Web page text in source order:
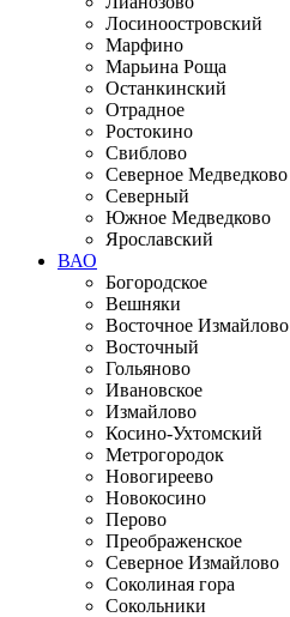
Лосиноостровский
Марфино
Марьина Роща
Останкинский
Отрадное
Ростокино
Свиблово
Северное Медведково
Северный
Южное Медведково
Ярославский
ВАО
Богородское
Вешняки
Восточное Измайлово
Восточный
Гольяново
Ивановское
Измайлово
Косино-Ухтомский
Метрогородок
Новогиреево
Новокосино
Перово
Преображенское
Северное Измайлово
Соколиная гора
Сокольники